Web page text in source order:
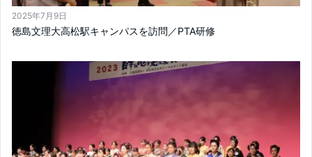
2025年7月9日
徳島文理大高松駅キャンパスを訪問／PTA研修